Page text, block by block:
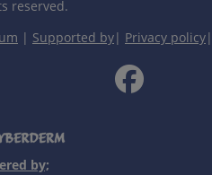
ir histiocitų juosta.
reserved.
| Supported by| Privacy policy|
by;